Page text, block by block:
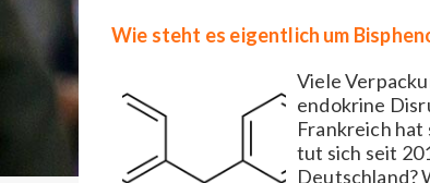
Wie steht es eigentlich um
Viele
endokrine
Frankreich hat
tut sich seit
Deutschland?